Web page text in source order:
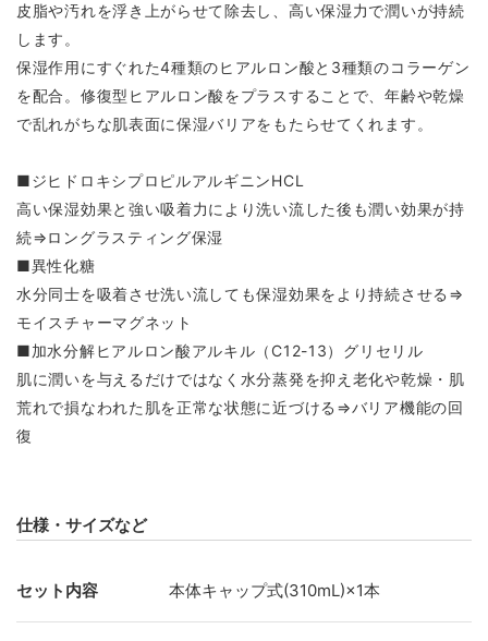
皮脂や汚れを浮き上がらせて除去し、高い保湿力で潤いが持続
します。
保湿作用にすぐれた4種類のヒアルロン酸と3種類のコラーゲン
を配合。修復型ヒアルロン酸をプラスすることで、年齢や乾燥
で乱れがちな肌表面に保湿バリアをもたらせてくれます。
■ジヒドロキシプロピルアルギニンHCL
高い保湿効果と強い吸着力により洗い流した後も潤い効果が持
続⇒ロングラスティング保湿
■異性化糖
水分同士を吸着させ洗い流しても保湿効果をより持続させる⇒
モイスチャーマグネット
■加水分解ヒアルロン酸アルキル（C12-13）グリセリル
肌に潤いを与えるだけではなく水分蒸発を抑え老化や乾燥・肌
荒れで損なわれた肌を正常な状態に近づける⇒バリア機能の回
復
仕様・サイズなど
セット内容 本体キャップ式(310mL)×1本